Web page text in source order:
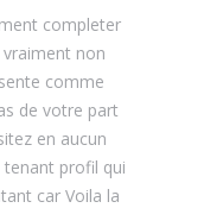
completer
non
comme
de votre part
en aucun
profil qui
car Voila la